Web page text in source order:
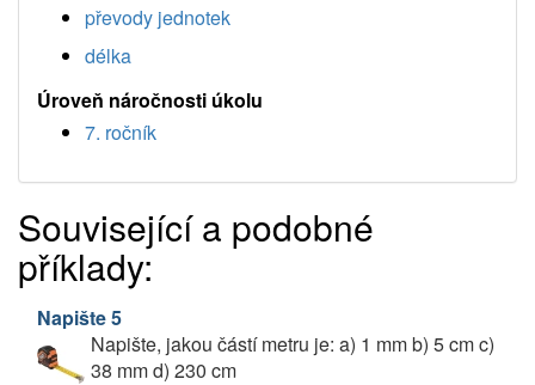
převody jednotek
délka
Úroveň náročnosti úkolu
7. ročník
Související a podobné
příklady:
Napište 5
Napište, jakou částí metru je: a) 1 mm b) 5 cm c)
38 mm d) 230 cm